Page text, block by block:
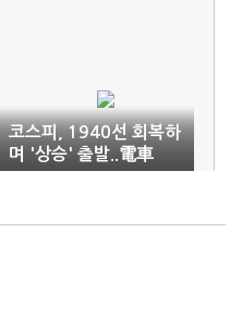
코스피, 1940선 회복하
며 '상승' 출발..電車
'↑'(9:25)